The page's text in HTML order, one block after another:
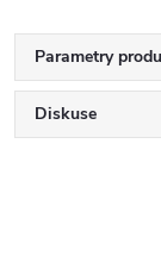
Parametry
Diskuse